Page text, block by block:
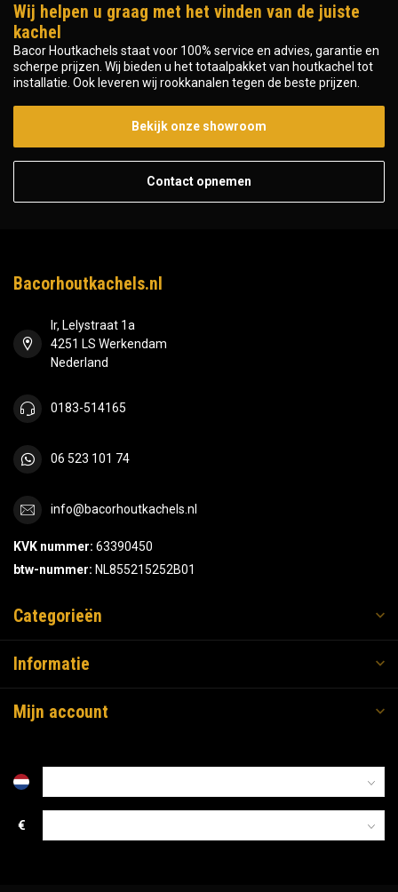
Wij helpen u graag met het vinden van de juiste
kachel
Bacor Houtkachels staat voor 100% service en advies, garantie en
scherpe prijzen. Wij bieden u het totaalpakket van houtkachel tot
installatie. Ook leveren wij rookkanalen tegen de beste prijzen.
Bekijk onze showroom
Contact opnemen
Bacorhoutkachels.nl
Ir, Lelystraat 1a
4251 LS Werkendam
Nederland
0183-514165
06 523 101 74
info@bacorhoutkachels.nl
KVK nummer: 63390450
btw-nummer: NL855215252B01
Categorieën
Informatie
Mijn account
€